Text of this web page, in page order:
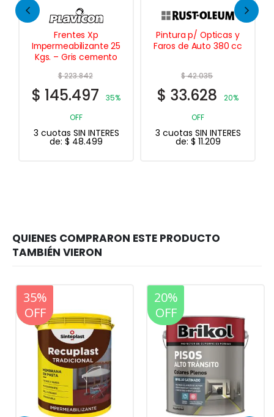
25
Gris cemento
35%
SIN INTERES
Pintura p/ Opticas y
Faros de Auto 380 cc
$33.628
20%
3 cuotas SIN INTERES
Loxon
Mate 20
$
3 cuotas SIN
20%
OFF
35%
OFF
20%
OFF